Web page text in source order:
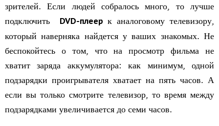
зрителей. Если людей собралось много, то лучше
подключить DVD-плеер к аналоговому телевизору,
который наверняка найдется у ваших знакомых. Не
беспокойтесь о том, что на просмотр фильма не
хватит заряда аккумулятора: как минимум, одной
подзарядки проигрывателя хватает на пять часов. А
если вы только смотрите телевизор, то время между
подзарядками увеличивается до семи часов.